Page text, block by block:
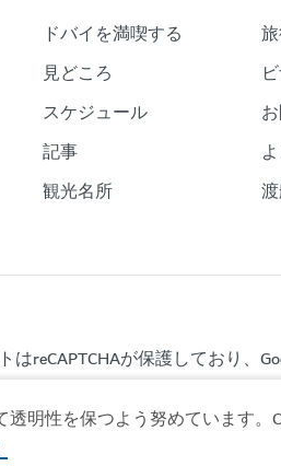
明性を保つよう努めています。
ドバイを満喫する
見どころ
スケジュール
記事
観光名所
はreCAPTCHAが保護しており、